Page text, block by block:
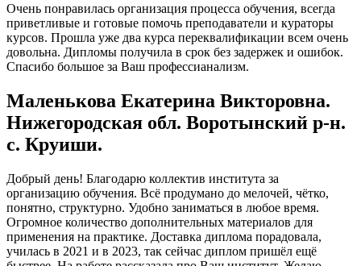
Очень понравилась организация процесса обучения, всегда
приветливые и готовые помочь преподаватели и кураторы
курсов. Прошла уже два курса переквалификации всем очень
довольна. Дипломы получила в срок без задержек и ошибок.
Спасибо большое за Ваш профессианализм.
Маленькова Екатерина Викторовна.
Нижегородская обл. Воротынский р-н.
с. Круиши.
Добрый день! Благодарю коллектив института за
организацию обучения. Всё продумано до мелочей, чётко,
понятно, структурно. Удобно заниматься в любое время.
Огромное количество дополнительных материалов для
применения на практике. Доставка диплома порадовала,
училась в 2021 и в 2023, так сейчас диплом пришёл ещё